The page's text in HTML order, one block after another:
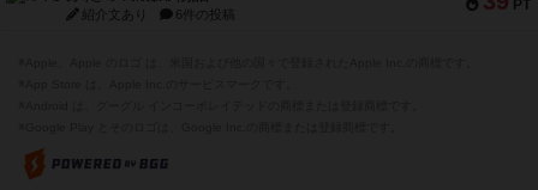
PT
紹介文あり 6件の投稿